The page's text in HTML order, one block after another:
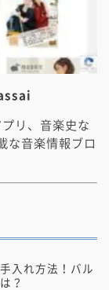
リ、音楽史な
な音楽情報ブロ
入れ方法！バル
？